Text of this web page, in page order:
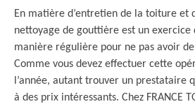
En matière d’entretien de la toiture et
nettoyage de gouttière est un exercice
manière régulière pour ne pas avoir
Comme vous devez effectuer cette
l’année, autant trouver un prestataire
à des prix intéressants. Chez FRANCE